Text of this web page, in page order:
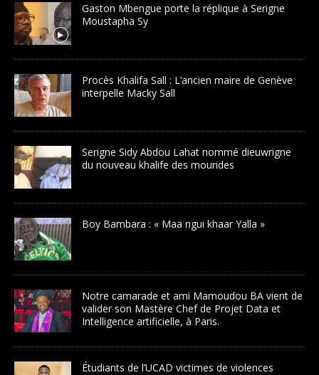
Gaston Mbengue porte la réplique à Serigne
Moustapha Sy
Procès Khalifa Sall : L’ancien maire de Genève
interpelle Macky Sall
Serigne Sidy Abdou Lahat nommé dieuwrigne
du nouveau khalife des mourides
Boy Bambara : « Maa ngui khaar Yalla »
Notre camarade et ami Mamoudou BA vient de
valider son Mastère Chef de Projet Data et
Intelligence artificielle, à Paris.
Étudiants de l’UCAD victimes de violences